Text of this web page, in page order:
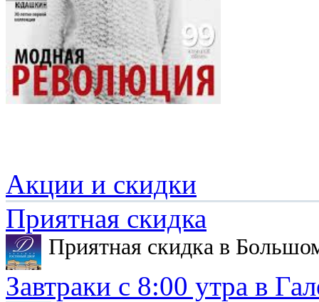
Акции и скидки
Приятная скидка
Приятная скидка в
Завтраки с 8:00 утра в